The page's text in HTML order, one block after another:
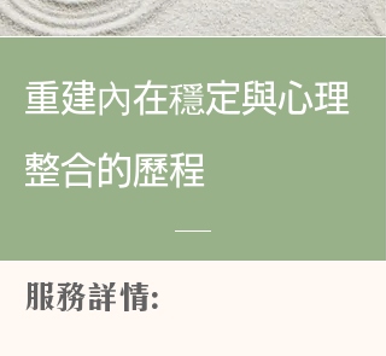
重建內在穩定與心理
整合的歷程
服務詳情: